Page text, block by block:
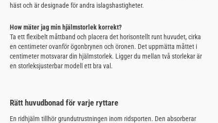
häst och är designade för andra islagshastigheter.
How mäter jag min hjälmstorlek korrekt?
Ta ett flexibelt måttband och placera det horisontellt runt huvudet, cirka
en centimeter ovanför ögonbrynen och öronen. Det uppmätta måttet i
centimeter motsvarar din hjälmstorlek. Ligger du mellan två storlekar är
en storleksjusterbar modell ett bra val.
Rätt huvudbonad för varje ryttare
En ridhjälm tillhör grundutrustningen inom ridsporten. Den absorberar